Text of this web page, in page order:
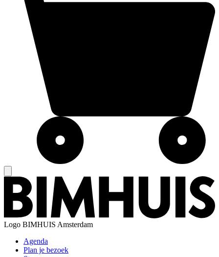
Logo BIMHUIS Amsterdam
Agenda
Plan je bezoek